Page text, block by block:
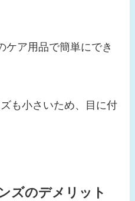
ケア用品で簡単にでき
も小さいため、目に付
ズのデメリット